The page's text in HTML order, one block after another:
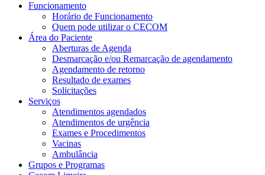
Funcionamento
Horário de Funcionamento
Quem pode utilizar o CECOM
Área do Paciente
Aberturas de Agenda
Desmarcação e/ou Remarcação de agendamento
Agendamento de retorno
Resultado de exames
Solicitações
Serviços
Atendimentos agendados
Atendimentos de urgência
Exames e Procedimentos
Vacinas
Ambulância
Grupos e Programas